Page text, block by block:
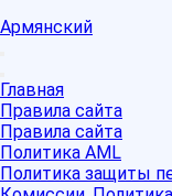
Армянский
Главная
Правила сайта
Правила сайта
Политика AML
Политика защиты